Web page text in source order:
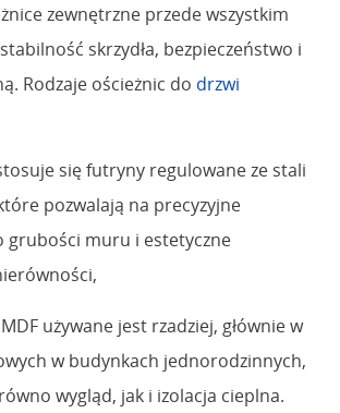
zewnętrzne przede wszystkim
skrzydła, bezpieczeństwo i
Rodzaje ościeżnic do drzwi
się futryny regulowane ze stali
pozwalają na precyzyjne
grubości muru i estetyczne
używane jest rzadziej, głównie w
w budynkach jednorodzinnych,
wygląd, jak i izolacja cieplna.